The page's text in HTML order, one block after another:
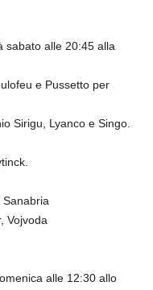
sabato alle 20:45 alla
e Pussetto per
Sirigu, Lyanco e Singo.
Sanabria
Vojvoda
alle 12:30 allo